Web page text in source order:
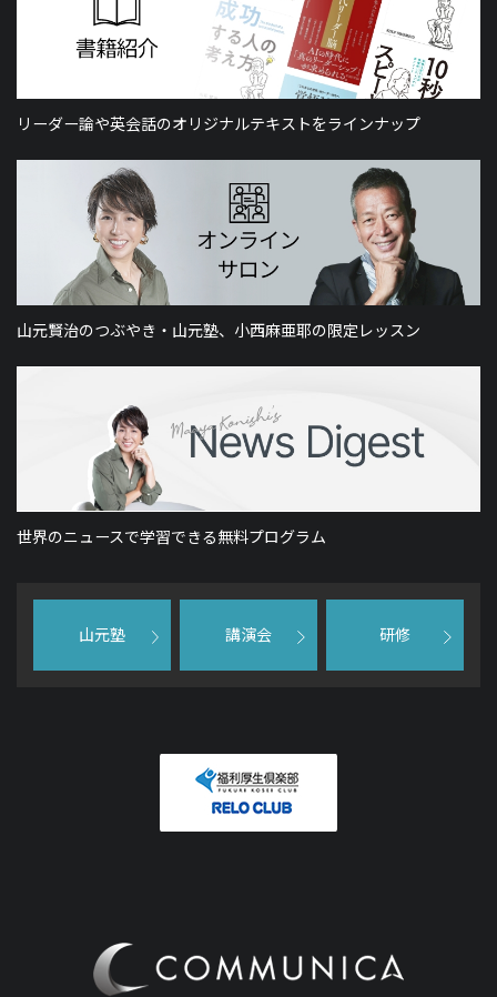
リーダー論や英会話のオリジナルテキストをラインナップ
山元賢治のつぶやき・山元塾、小西麻亜耶の限定レッスン
世界のニュースで学習できる無料プログラム
山元塾 講演会 研修